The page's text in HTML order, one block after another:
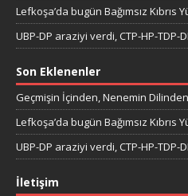
Lefkoşa’da bugün Bağımsız
UBP-DP araziyi verdi, CTP-HP-TDP-
Son Eklenenler
Geçmişin İçinden, Nenemin Dilinden
Lefkoşa’da bugün Bağımsız
UBP-DP araziyi verdi, CTP-HP-TDP-
İletişim